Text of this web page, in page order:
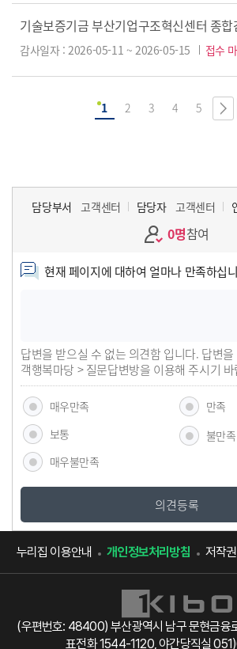
기술보증기금 부산기업구조혁신센터 종
감사일자 : 2026-05-11 ~ 2026-05-15 접수
1 2 3 4 5
담당부서 고객센터 담당자 고객센터
0명참여
현재 페이지에 대하여 얼마나 만족하십
답변을 받으실 수 없는 의견함 입니다. 답변
객행복마당 > 질문답변방을 이용해 주시기
매우만족
만족
보통
불만족
매우불만족
의견등록
누리집 이용안내 개인정보처리방침 저작
(우편번호: 48400) 부산광역시 남구 문현금융
표전화 1544-1120, 야간당직실